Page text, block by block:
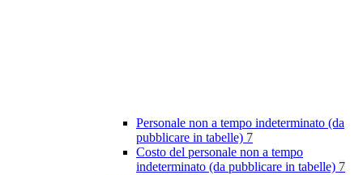
Personale non a tempo indeterminato (da
pubblicare in tabelle) 7
Costo del personale non a tempo
indeterminato (da pubblicare in tabelle) 7